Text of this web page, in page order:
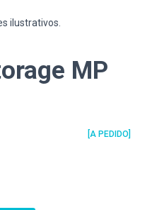
ilustrativos.
MP
[A PEDIDO]